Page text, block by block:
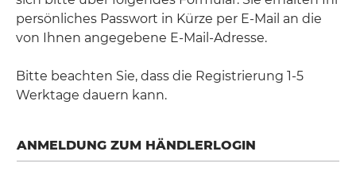
persönliches Passwort in Kürze per E-Mail an die
von Ihnen angegebene E-Mail-Adresse.
Bitte beachten Sie, dass die Registrierung 1-5
Werktage dauern kann.
ANMELDUNG ZUM HÄNDLERLOGIN